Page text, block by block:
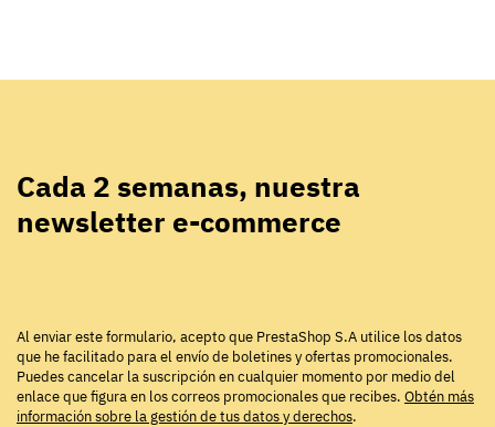
Cada 2 semanas, nuestra
newsletter e-commerce
Al enviar este formulario, acepto que PrestaShop S.A utilice los datos
que he facilitado para el envío de boletines y ofertas promocionales.
Puedes cancelar la suscripción en cualquier momento por medio del
enlace que figura en los correos promocionales que recibes. Obtén más
información sobre la gestión de tus datos y derechos.